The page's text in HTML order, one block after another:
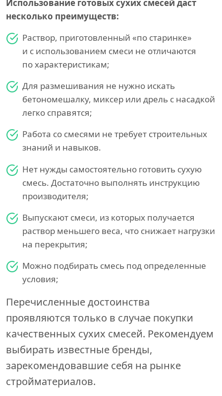
Использование готовых сухих смесей даст
несколько преимуществ:
Раствор, приготовленный «по старинке»
и с использованием смеси не отличаются
по характеристикам;
Для размешивания не нужно искать
бетономешалку, миксер или дрель с насадкой
легко справятся;
Работа со смесями не требует строительных
знаний и навыков.
Нет нужды самостоятельно готовить сухую
смесь. Достаточно выполнять инструкцию
производителя;
Выпускают смеси, из которых получается
раствор меньшего веса, что снижает нагрузки
на перекрытия;
Можно подбирать смесь под определенные
условия;
Перечисленные достоинства
проявляются только в случае покупки
качественных сухих смесей. Рекомендуем
выбирать известные бренды,
зарекомендовавшие себя на рынке
стройматериалов.